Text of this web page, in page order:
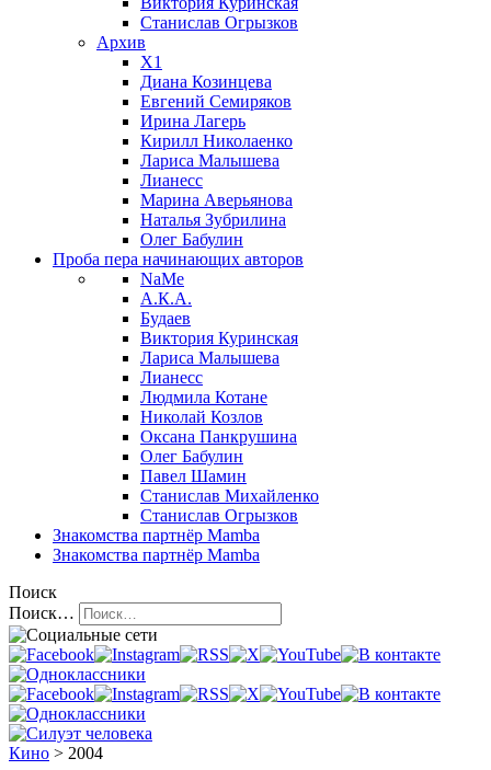
Станислав Огрызков
Архив
X1
Диана Козинцева
Евгений Семиряков
Ирина Лагерь
Кирилл Николаенко
Лариса Малышева
Лианесс
Марина Аверьянова
Наталья Зубрилина
Олег Бабулин
Проба пера начинающих авторов
NaMe
А.К.А.
Будаев
Виктория Куринская
Лариса Малышева
Лианесс
Людмила Котане
Николай Козлов
Оксана Панкрушина
Олег Бабулин
Павел Шамин
Станислав Михайленко
Станислав Огрызков
Знакомства партнёр Mamba
Знакомства партнёр Mamba
Поиск
Поиск…
Кино > 2004